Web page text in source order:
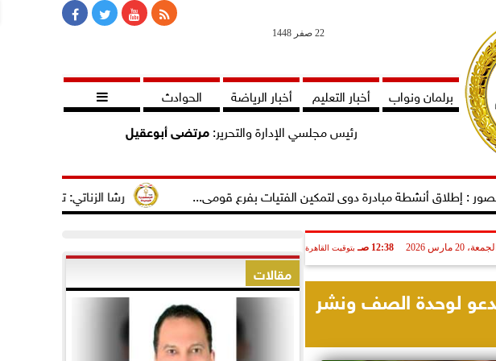
22 صفر 1448
برلمان ونواب أخبار التعليم أخبار الرياضة الحوادث

رئيس مجلسي الإدارة والتحرير:مرتضى أبوعقيل
رشا الزناتي: تهنئ النائب مصطفى أنشطة مبادرة دوى لتمكين الفتيات بفرع قومى...
الجمعة، 20 مارس 2026 12:38 صـ بتوقيت القاهرة
لوحدة الصف ونشر
مقالات